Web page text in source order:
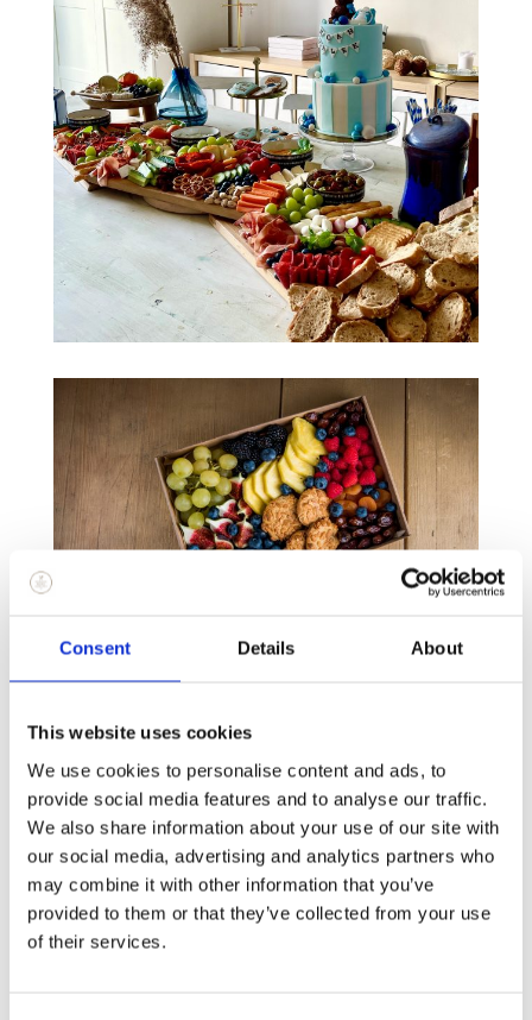
Consent Details About
This website uses cookies
We use cookies to personalise content and ads, to
provide social media features and to analyse our traffic.
We also share information about your use of our site with
our social media, advertising and analytics partners who
may combine it with other information that you’ve
provided to them or that they’ve collected from your use
of their services.